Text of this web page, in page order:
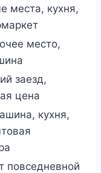
места, кухня,
место,
заезд,
цена
кухня,
повседневной